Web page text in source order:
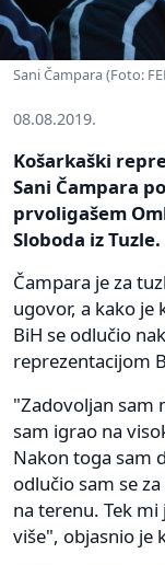
Sani Čampara (Foto:
08.08.2019.
Košarkaški
Sani Čampara
prvoligašem
Sloboda iz Tuzle.
Čampara je za
ugovor, a kako je
BiH se odlučio
reprezentacijom
"Zadovoljan sam
sam igrao na
Nakon toga sam
odlučio sam se
na terenu. Tek
više", objasnio je